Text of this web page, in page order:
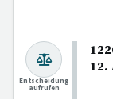
12.
Entscheidung
aufrufen